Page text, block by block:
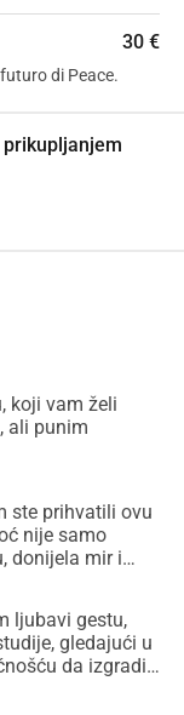
30 €
di Peace.
koji vam želi
ali punim
ste prihvatili ovu
nije samo
donijela mir i
ljubavi gestu,
gledajući u
da izgradi